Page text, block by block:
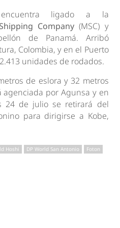
ligado a la
Company (MSC) y
de Panamá. Arribó
Colombia, y en el Puerto
unidades de rodados.
de eslora y 32 metros
agenciada por Agunsa y en
24 de julio se retirará del
para dirigirse a Kobe,
Hoshi DP World San Antonio Foton